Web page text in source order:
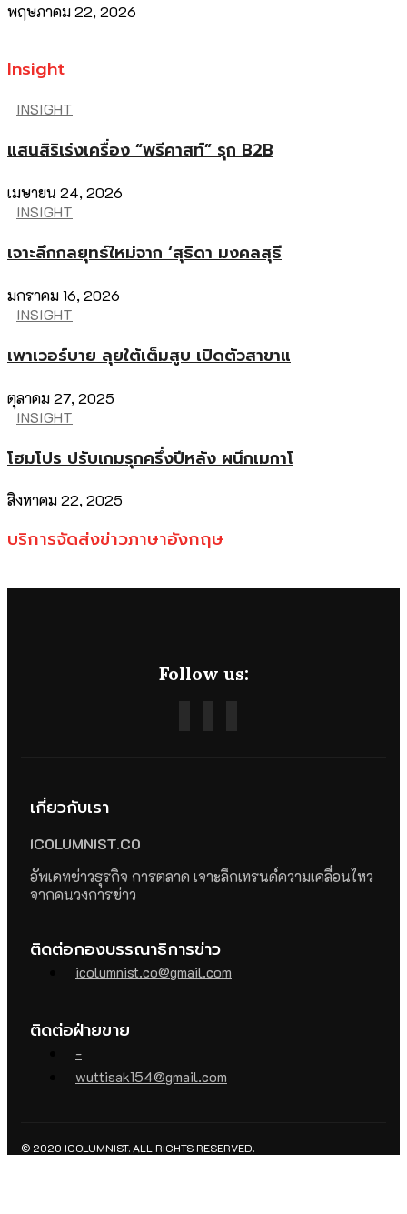
พฤษภาคม 22, 2026
Insight
INSIGHT
แสนสิริเร่งเครื่อง “พรีคาสท์” รุก B2B
เมษายน 24, 2026
INSIGHT
เจาะลึกกลยุทธ์ใหม่จาก ‘สุธิดา มงคลสุธี
มกราคม 16, 2026
INSIGHT
เพาเวอร์บาย ลุยใต้เต็มสูบ เปิดตัวสาขาแ
ตุลาคม 27, 2025
INSIGHT
โฮมโปร ปรับเกมรุกครึ่งปีหลัง ผนึกเมกาโ
สิงหาคม 22, 2025
บริการจัดส่งข่าวภาษาอังกฤษ
Follow us:
เกี่ยวกับเรา
ICOLUMNIST.CO
อัพเดทข่าวธุรกิจ การตลาด เจาะลึกเทรนด์ความเคลื่อนไหว
จากคนวงการข่าว
ติดต่อกองบรรณาธิการข่าว
icolumnist.co@gmail.com
ติดต่อฝ่ายขาย
-
wuttisak154@gmail.com
© 2020 ICOLUMNIST. ALL RIGHTS RESERVED.